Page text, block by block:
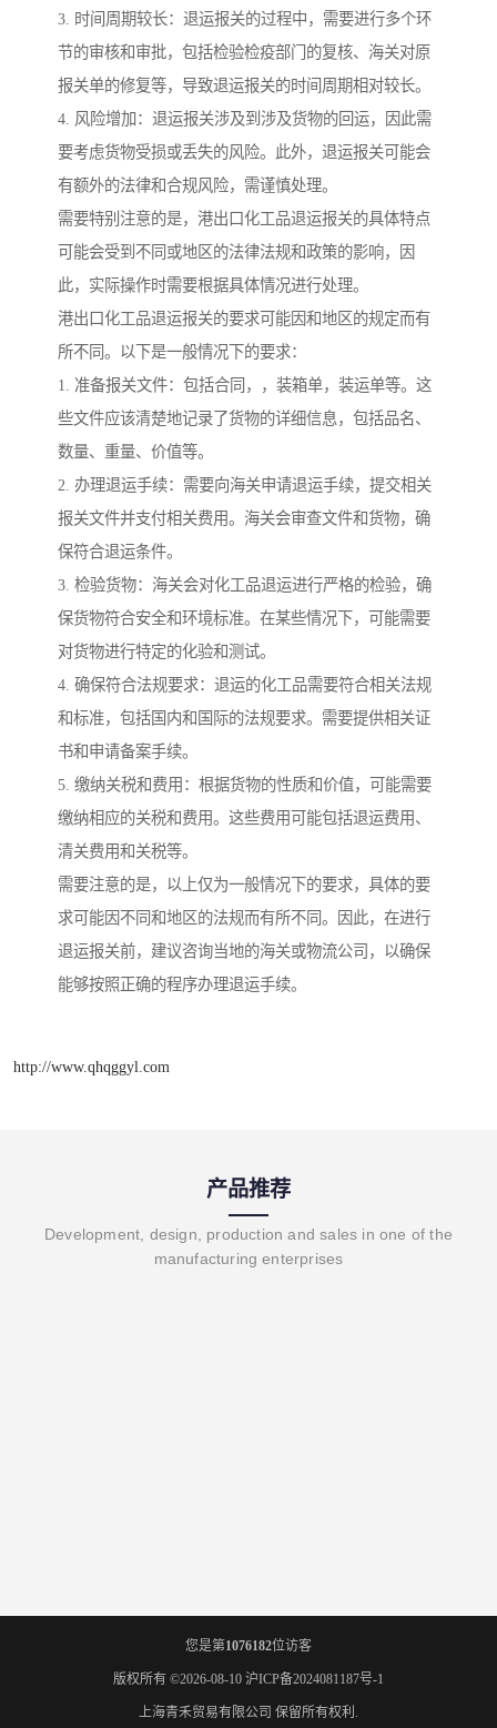
3. 时间周期较长：退运报关的过程中，需要进行多个环
节的审核和审批，包括检验检疫部门的复核、海关对原
报关单的修复等，导致退运报关的时间周期相对较长。
4. 风险增加：退运报关涉及到涉及货物的回运，因此需
要考虑货物受损或丢失的风险。此外，退运报关可能会
有额外的法律和合规风险，需谨慎处理。
需要特别注意的是，港出口化工品退运报关的具体特点
可能会受到不同或地区的法律法规和政策的影响，因
此，实际操作时需要根据具体情况进行处理。
港出口化工品退运报关的要求可能因和地区的规定而有
所不同。以下是一般情况下的要求：
1. 准备报关文件：包括合同，，装箱单，装运单等。这
些文件应该清楚地记录了货物的详细信息，包括品名、
数量、重量、价值等。
2. 办理退运手续：需要向海关申请退运手续，提交相关
报关文件并支付相关费用。海关会审查文件和货物，确
保符合退运条件。
3. 检验货物：海关会对化工品退运进行严格的检验，确
保货物符合安全和环境标准。在某些情况下，可能需要
对货物进行特定的化验和测试。
4. 确保符合法规要求：退运的化工品需要符合相关法规
和标准，包括国内和国际的法规要求。需要提供相关证
书和申请备案手续。
5. 缴纳关税和费用：根据货物的性质和价值，可能需要
缴纳相应的关税和费用。这些费用可能包括退运费用、
清关费用和关税等。
需要注意的是，以上仅为一般情况下的要求，具体的要
求可能因不同和地区的法规而有所不同。因此，在进行
退运报关前，建议咨询当地的海关或物流公司，以确保
能够按照正确的程序办理退运手续。
http://www.qhqggyl.com
产品推荐
Development, design, production and sales in one of the
manufacturing enterprises
您是第1076182位访客
版权所有 ©2026-08-10 沪ICP备2024081187号-1
上海青禾贸易有限公司 保留所有权利.